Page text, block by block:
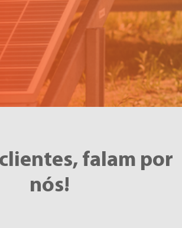
falam por
nós!